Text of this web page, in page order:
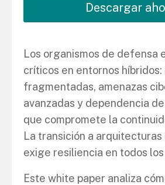
Descargar
Los organismos de defensa
críticos en entornos
fragmentadas, amenazas
avanzadas y dependencia
que compromete la
La transición a
exige resiliencia en todos los
Este white paper analiza